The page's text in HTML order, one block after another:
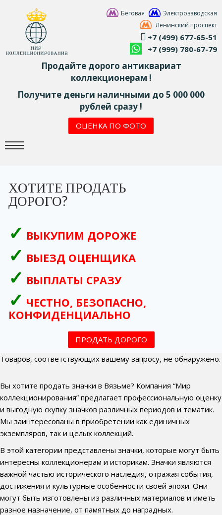
Беговая
Электрозаводская
Ленинский проспект
+7 (499) 677-65-51
+7 (999) 780-67-79
Продайте дорого антиквариат
коллекционерам !
Получите деньги наличными до 5 000 000
рублей сразу !
ОЦЕНКА ПО ФОТО
ХОТИТЕ ПРОДАТЬ
ДОРОГО?
ВЫКУПИМ ДОРОЖЕ
ВЫЕЗД ОЦЕНЩИКА
ВЫПЛАТЫ СРАЗУ
ЧЕСТНО, БЕЗОПАСНО,
КОНФИДЕНЦИАЛЬНО
ПРОДАТЬ ДОРОГО
Товаров, соответствующих вашему запросу, не обнаружено.
Вы хотите продать значки в Вязьме? Компания “Мир
коллекционирования” предлагает профессиональную оценку
и выгодную скупку значков различных периодов и тематик.
Мы заинтересованы в приобретении как единичных
экземпляров, так и целых коллекций.
В этой категории представлены значки, которые могут быть
интересны коллекционерам и историкам. Значки являются
важной частью исторического наследия, отражая события,
достижения и культурные особенности своей эпохи. Они
могут быть изготовлены из различных материалов и иметь
разное назначение, от памятных до наградных.